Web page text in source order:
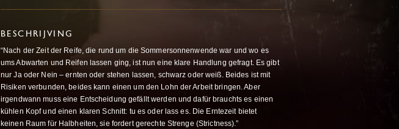
BESCHRIJVING
“Nach der Zeit der Reife, die rund um die Sommersonnenwende war und wo es
ums Abwarten und Reifen lassen ging, ist nun eine klare Handlung gefragt. Es gibt
nur Ja oder Nein – ernten oder stehen lassen, schwarz oder weiß. Beides ist mit
Risiken verbunden, beides kann einen um den Lohn der Arbeit bringen. Aber
irgendwann muss eine Entscheidung gefällt werden und dafür brauchts es einen
kühlen Kopf und einen klaren Schnitt: tu es oder lass es. Die Erntezeit bietet
keinen Raum für Halbheiten, sie fordert gerechte Strenge (Strictness).”